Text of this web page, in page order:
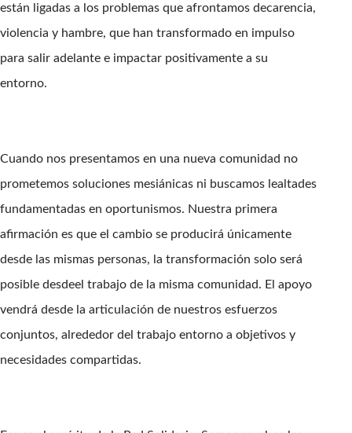
están ligadas a los problemas que afrontamos decarencia,
violencia y hambre, que han transformado en impulso
para salir adelante e impactar positivamente a su
entorno.
Cuando nos presentamos en una nueva comunidad no
prometemos soluciones mesiánicas ni buscamos lealtades
fundamentadas en oportunismos. Nuestra primera
afirmación es que el cambio se producirá únicamente
desde las mismas personas, la transformación solo será
posible desdeel trabajo de la misma comunidad. El apoyo
vendrá desde la articulación de nuestros esfuerzos
conjuntos, alrededor del trabajo entorno a objetivos y
necesidades compartidas.